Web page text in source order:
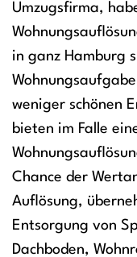
Umzugsfirma,
in ganz Hamburg
weniger schönen
bieten im Falle
Chance der
Auflösung,
Entsorgung von
Dachboden,